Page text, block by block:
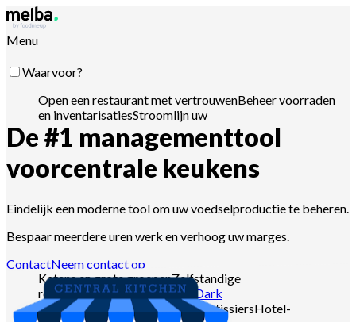
Menu
Waarvoor?
Open een restaurant met vertrouwenBeheer voorraden
en inventarisatiesStroomlijn uw
toeleveringsketenOptimaliseer menu-
engineeringVerlaag food costPlan
voedselproductie
Voldoe aan HACCP-vereisten
offertes en analyseer verkopenStuur met Claude,
Ketens en grote groepenZelfstandige
restaurantsCentrale keukens
Dark
kitchensCateraars Bakkers en patissiersHotel-
De #1 managementtool
voorcentrale keukens
Eindelijk een moderne tool om uw voedselproductie te beheren.
Bespaar meerdere uren werk en verhoog uw marges.
ContactNeem contact op